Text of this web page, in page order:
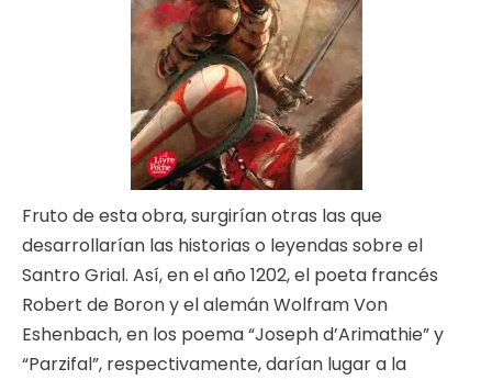
Fruto de esta obra, surgirían otras las que
desarrollarían las historias o leyendas sobre el
Santro Grial. Así, en el año 1202, el poeta francés
Robert de Boron y el alemán Wolfram Von
Eshenbach, en los poema “Joseph d’Arimathie” y
“Parzifal”, respectivamente, darían lugar a la